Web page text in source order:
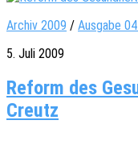
Archiv 2009 / Ausgabe
5. Juli 2009
Reform des
Creutz